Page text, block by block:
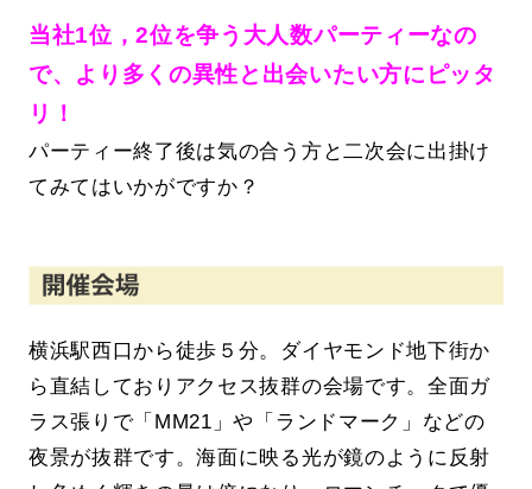
当社1位，2位を争う大人数パーティーなの
で、より多くの異性と出会いたい方にピッタ
リ！
パーティー終了後は気の合う方と二次会に出掛け
てみてはいかがですか？
横浜駅西口から徒歩５分。ダイヤモンド地下街か
ら直結しておりアクセス抜群の会場です。全面ガ
ラス張りで「MM21」や「ランドマーク」などの
夜景が抜群です。海面に映る光が鏡のように反射